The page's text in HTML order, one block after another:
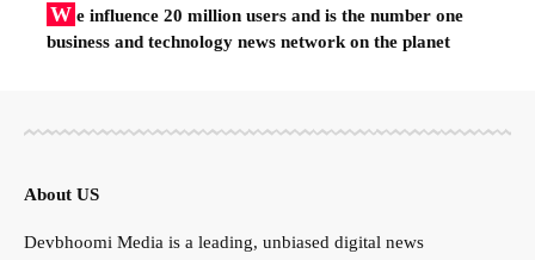
W e influence 20 million users and is the number one
business and technology news network on the planet
About US
Devbhoomi Media is a leading, unbiased digital news